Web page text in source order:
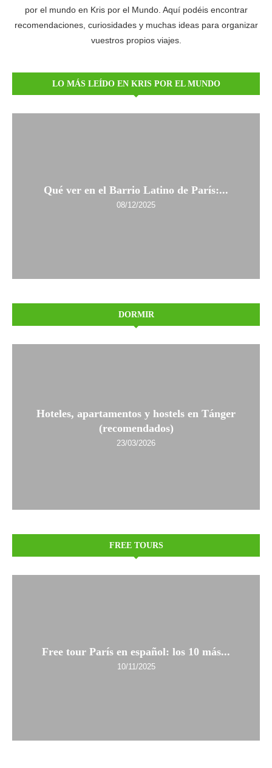
por el mundo en Kris por el Mundo. Aquí podéis encontrar
recomendaciones, curiosidades y muchas ideas para organizar
vuestros propios viajes.
LO MÁS LEÍDO EN KRIS POR EL MUNDO
Qué ver en el Barrio Latino de París:...
08/12/2025
DORMIR
Hoteles, apartamentos y hostels en Tánger
(recomendados)
23/03/2026
FREE TOURS
Free tour París en español: los 10 más...
10/11/2025